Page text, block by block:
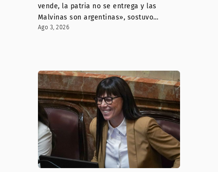
vende, la patria no se entrega y las
Malvinas son argentinas», sostuvo…
Ago 3, 2026